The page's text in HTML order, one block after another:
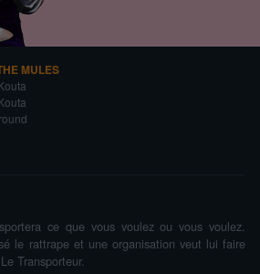
MULES
ce que vous voulez ou vous voulez.
le rattrape et une organisation veut lui faire
Transporteur.